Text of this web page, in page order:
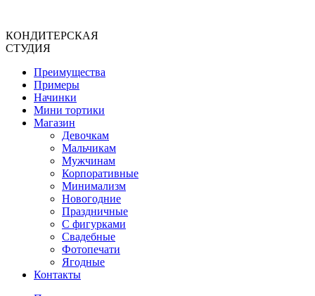
содержимому
КОНДИТЕРСКАЯ
СТУДИЯ
Преимущества
Примеры
Начинки
Мини тортики
Магазин
Девочкам
Мальчикам
Мужчинам
Корпоративные
Минимализм
Новогодние
Праздничные
С фигурками
Свадебные
Фотопечати
Ягодные
Контакты